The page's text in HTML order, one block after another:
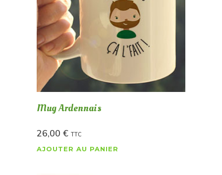
Mug Ardennais
26,00 € TTC
AJOUTER AU PANIER